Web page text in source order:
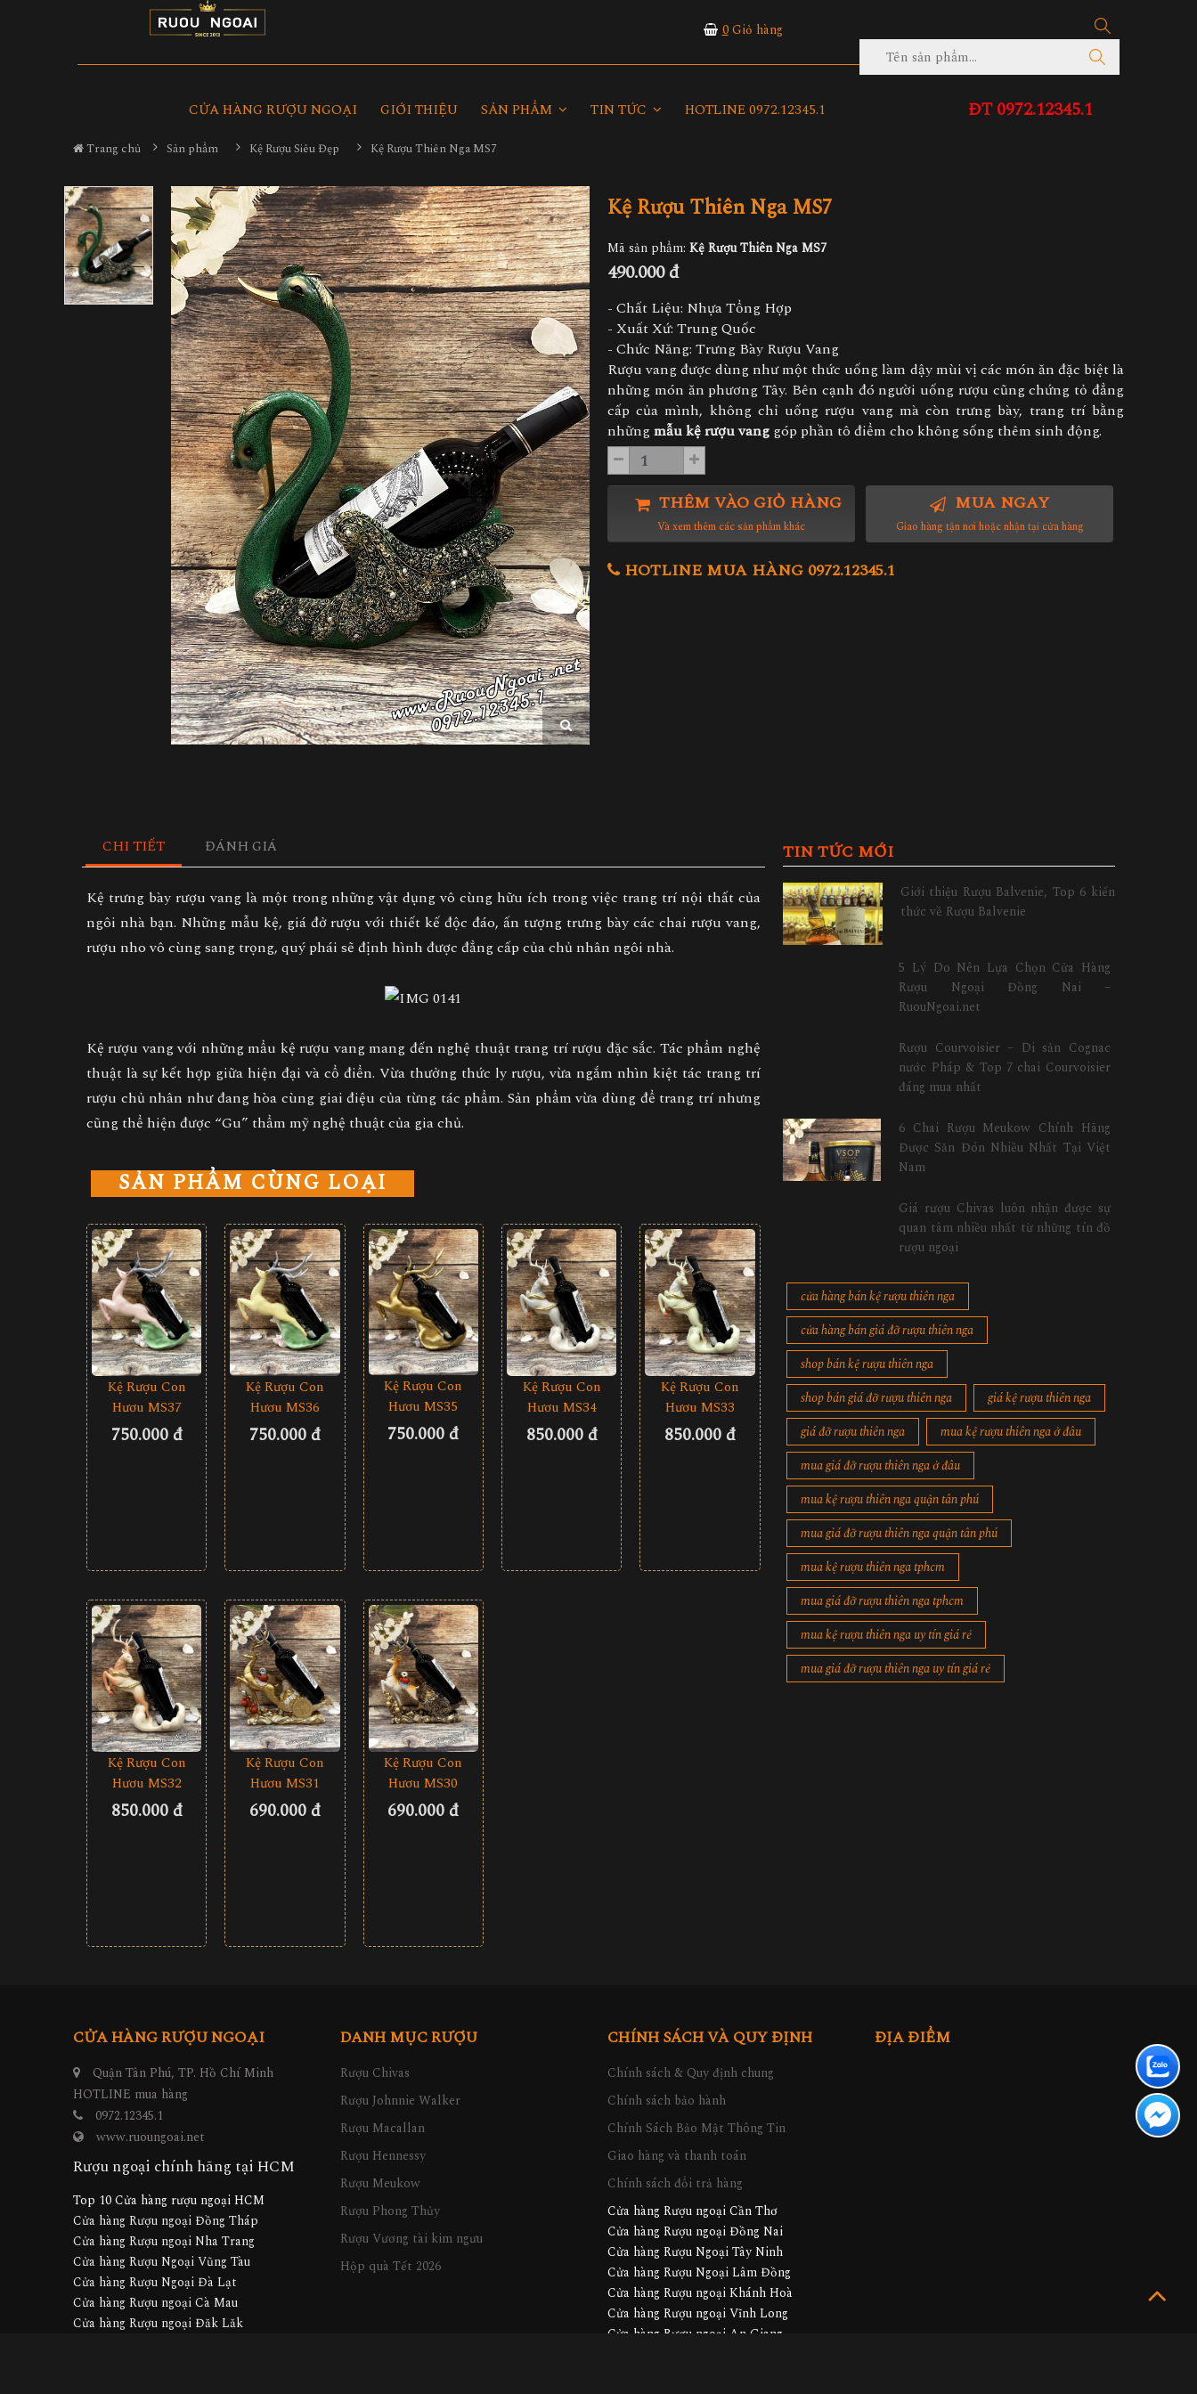
0 Giỏ hàng
CỬA HÀNG RƯỢU NGOẠI GIỚI THIỆU SẢN PHẨM TIN TỨC HOTLINE 0972.12345.1 ĐT 0972.12345.1
Trang chủ Sản phẩm Kệ Rượu Siêu Đẹp Kệ Rượu Thiên Nga MS7
Kệ Rượu Thiên Nga MS7
Mã sản phẩm: Kệ Rượu Thiên Nga MS7
490.000 đ
- Chất Liệu: Nhựa Tổng Hợp
- Xuất Xứ: Trung Quốc
- Chức Năng: Trưng Bày Rượu Vang
Rượu vang được dùng như một thức uống làm dậy mùi vị các món ăn đặc biệt là
những món ăn phương Tây. Bên cạnh đó người uống rượu cũng chứng tỏ đẳng
cấp của mình, không chỉ uống rượu vang mà còn trưng bày, trang trí bằng
nhữngmẫu kệ rượu vang góp phần tô điểm cho không sống thêm sinh động.
THÊM VÀO GIỎ HÀNG
Và xem thêm các sản phẩm khác
MUA NGAY
Giao hàng tận nơi hoặc nhận tại cửa hàng
HOTLINE MUA HÀNG 0972.12345.1
CHI TIẾT ĐÁNH GIÁ
Kệ trưng bày rượu vanglà một trong những vật dụng vô cùng hữu ích trong việc trang trí nội thất của
ngôi nhà bạn. Những mẫu kệ, giá đở rượu với thiết kế độc đáo, ấn tượng trưng bày các chai rượu vang,
rượu nho vô cùng sang trọng, quý phái sẽ định hình được đẳng cấp của chủ nhân ngôi nhà.
Kệ rượu vangvới những mẩu kệ rượu vang mang đến nghệ thuật trang trí rượu đặc sắc. Tác phẩm nghệ
thuật là sự kết hợp giữa hiện đại và cổ điển. Vừa thưởng thức ly rượu, vừa ngắm nhìn kiệt tác trang trí
rượu chủ nhân như đang hòa cùng giai điệu của từng tác phẩm. Sản phẩm vừa dùng để trang trí nhưng
cũng thể hiện được “Gu” thẩm mỹ nghệ thuật của gia chủ.
SẢN PHẨM CÙNG LOẠI
Kệ Rượu Con
Hươu MS37
750.000 đ
Kệ Rượu Con
Hươu MS36
750.000 đ
Kệ Rượu Con
Hươu MS35
750.000 đ
Kệ Rượu Con
Hươu MS34
850.000 đ
Kệ Rượu Con
Hươu MS33
850.000 đ
Kệ Rượu Con
Hươu MS32
850.000 đ
Kệ Rượu Con
Hươu MS31
690.000 đ
Kệ Rượu Con
Hươu MS30
690.000 đ
TIN TỨC MỚI
Giới thiệu Rượu Balvenie, Top 6 kiến
thức về Rượu Balvenie
5 Lý Do Nên Lựa Chọn Cửa Hàng
Rượu Ngoại Đồng Nai –
RuouNgoai.net
Rượu Courvoisier – Di sản Cognac
nước Pháp & Top 7 chai Courvoisier
đáng mua nhất
6 Chai Rượu Meukow Chính Hãng
Được Săn Đón Nhiều Nhất Tại Việt
Nam
Giá rượu Chivas luôn nhận được sự
quan tâm nhiều nhất từ những tín đồ
rượu ngoại
cửa hàng bán kệ rượu thiên nga
cửa hàng bán giá đỡ rượu thiên nga
shop bán kệ rượu thiên nga
shop bán giá đỡ rượu thiên nga
giá kệ rượu thiên nga
giá đỡ rượu thiên nga
mua kệ rượu thiên nga ở đâu
mua giá đỡ rượu thiên nga ở đâu
mua kệ rượu thiên nga quận tân phú
mua giá đỡ rượu thiên nga quận tân phú
mua kệ rượu thiên nga tphcm
mua giá đỡ rượu thiên nga tphcm
mua kệ rượu thiên nga uy tín giá rẻ
mua giá đỡ rượu thiên nga uy tín giá rẻ
CỬA HÀNG RƯỢU NGOẠI
Quận Tân Phú, TP. Hồ Chí Minh
HOTLINE mua hàng
0972.12345.1
www.ruoungoai.net
Rượu ngoại chính hãng tại HCM
Top 10 Cửa hàng rượu ngoại HCM
Cửa hàng Rượu ngoại Đồng Tháp
Cửa hàng Rượu ngoại Nha Trang
Cửa hàng Rượu Ngoại Vũng Tàu
Cửa hàng Rượu Ngoại Đà Lạt
Cửa hàng Rượu ngoại Cà Mau
Cửa hàng Rượu ngoại Đăk Lăk
DANH MỤC RƯỢU
Rượu Chivas
Rượu Johnnie Walker
Rượu Macallan
Rượu Hennessy
Rượu Meukow
Rượu Phong Thủy
Rượu Vương tài kim ngưu
Hộp quà Tết 2026
CHÍNH SÁCH VÀ QUY ĐỊNH
Chính sách & Quy định chung
Chính sách bảo hành
Chính Sách Bảo Mật Thông Tin
Giao hàng và thanh toán
Chính sách đổi trả hàng
Cửa hàng Rượu ngoại Cần Thơ
Cửa hàng Rượu ngoại Đồng Nai
Cửa hàng Rượu Ngoại Tây Ninh
Cửa hàng Rượu Ngoại Lâm Đồng
Cửa hàng Rượu ngoại Khánh Hoà
Cửa hàng Rượu ngoại Vĩnh Long
Cửa hàng Rượu ngoại An Giang
ĐỊA ĐIỂM